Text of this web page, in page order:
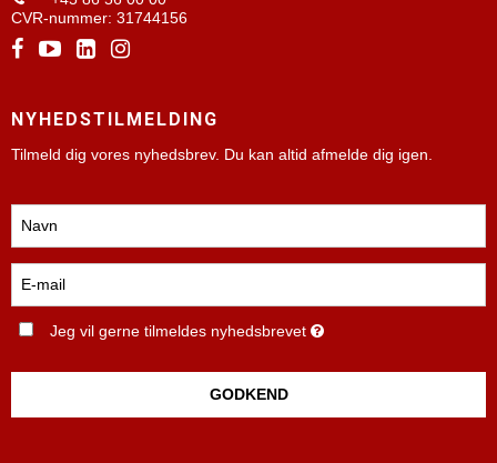
CVR-nummer: 31744156
NYHEDSTILMELDING
Tilmeld dig vores nyhedsbrev. Du kan altid afmelde dig igen.
Jeg vil gerne tilmeldes nyhedsbrevet
GODKEND